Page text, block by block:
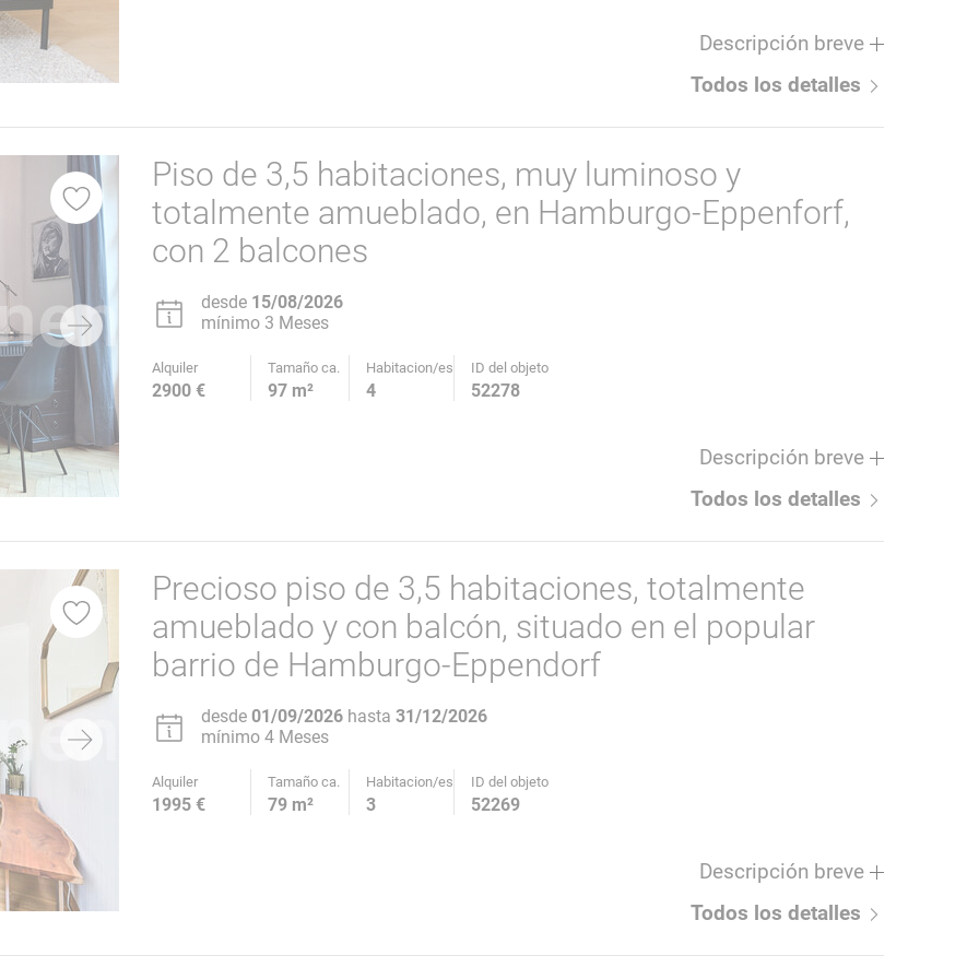
Descripción breve
Todos los detalles
Piso de 3,5 habitaciones, muy luminoso y
totalmente amueblado, en Hamburgo-Eppenforf,
con 2 balcones
desde 15/08/2026
mínimo 3 Meses
Alquiler Tamaño ca. Habitacion/es ID del objeto
2900 € 97 m² 4 52278
Descripción breve
Todos los detalles
Precioso piso de 3,5 habitaciones, totalmente
amueblado y con balcón, situado en el popular
barrio de Hamburgo-Eppendorf
desde 01/09/2026 hasta 31/12/2026
mínimo 4 Meses
Alquiler Tamaño ca. Habitacion/es ID del objeto
1995 € 79 m² 3 52269
Descripción breve
Todos los detalles